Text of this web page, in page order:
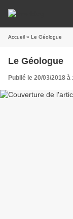
Accueil » Le Géologue
Le Géologue
Publié le 20/03/2018 à